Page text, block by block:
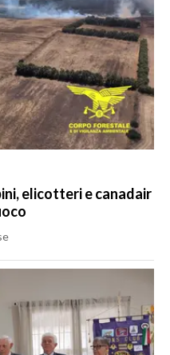
elicotteri e canadair